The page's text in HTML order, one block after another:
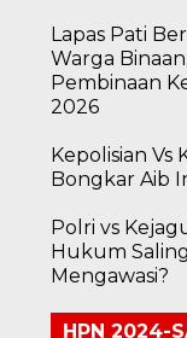
Lapas Pati
Warga
Pembinaan
2026
Kepolisian Vs
Bongkar Aib
Polri vs
Hukum
Mengawasi?
HPN 2024-